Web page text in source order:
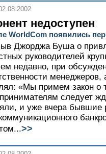
недоступен
WorldCom появились
Джорджа Буша о
руководителей
недавно, при
менеджеров,
«Мы примем закон о
следует
и уже вчера бывшие
>>